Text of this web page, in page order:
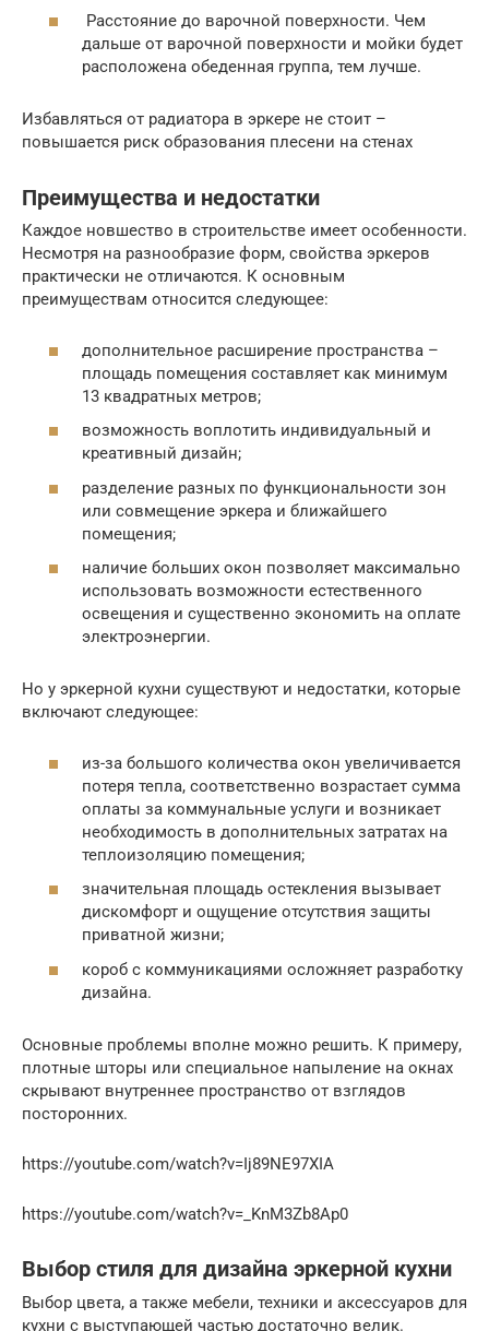
Расстояние до варочной поверхности. Чем
дальше от варочной поверхности и мойки будет
расположена обеденная группа, тем лучше.
Избавляться от радиатора в эркере не стоит –
повышается риск образования плесени на стенах
Преимущества и недостатки
Каждое новшество в строительстве имеет особенности.
Несмотря на разнообразие форм, свойства эркеров
практически не отличаются. К основным
преимуществам относится следующее:
дополнительное расширение пространства –
площадь помещения составляет как минимум
13 квадратных метров;
возможность воплотить индивидуальный и
креативный дизайн;
разделение разных по функциональности зон
или совмещение эркера и ближайшего
помещения;
наличие больших окон позволяет максимально
использовать возможности естественного
освещения и существенно экономить на оплате
электроэнергии.
Но у эркерной кухни существуют и недостатки, которые
включают следующее:
из-за большого количества окон увеличивается
потеря тепла, соответственно возрастает сумма
оплаты за коммунальные услуги и возникает
необходимость в дополнительных затратах на
теплоизоляцию помещения;
значительная площадь остекления вызывает
дискомфорт и ощущение отсутствия защиты
приватной жизни;
короб с коммуникациями осложняет разработку
дизайна.
Основные проблемы вполне можно решить. К примеру,
плотные шторы или специальное напыление на окнах
скрывают внутреннее пространство от взглядов
посторонних.
https://youtube.com/watch?v=Ij89NE97XIA
https://youtube.com/watch?v=_KnM3Zb8Ap0
Выбор стиля для дизайна эркерной кухни
Выбор цвета, а также мебели, техники и аксессуаров для
кухни с выступающей частью достаточно велик.